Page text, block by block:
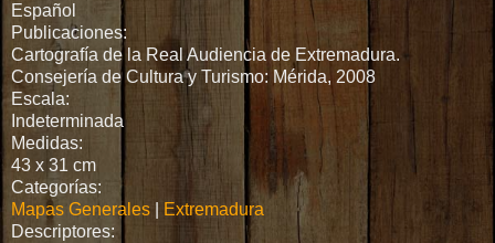
Español
Publicaciones:
Cartografía de la Real Audiencia de Extremadura.
Consejería de Cultura y Turismo: Mérida, 2008
Escala:
Indeterminada
Medidas:
43 x 31 cm
Categorías:
Mapas Generales
Extremadura
Descriptores: